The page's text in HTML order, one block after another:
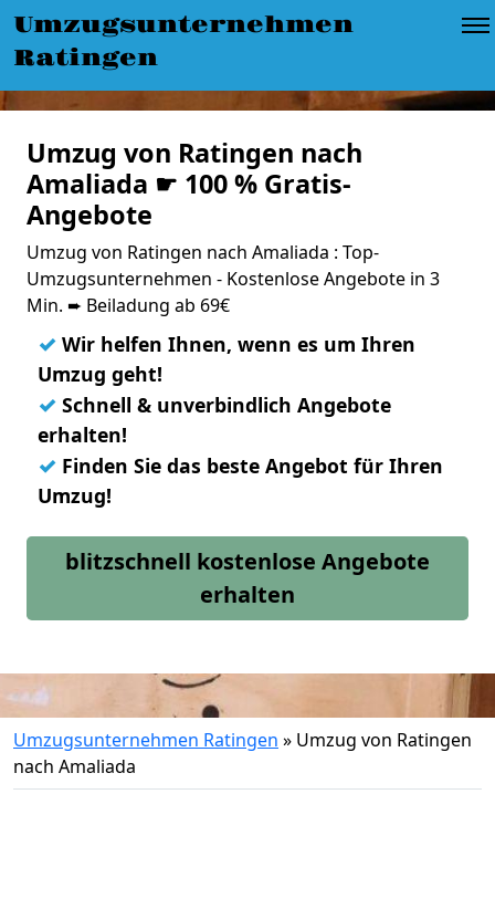
Umzugsunternehmen
Ratingen
Umzug von Ratingen nach
Amaliada ☛ 100 % Gratis-
Angebote
Umzug von Ratingen nach Amaliada : Top-
Umzugsunternehmen - Kostenlose Angebote in 3
Min. ➨ Beiladung ab 69€
✓ Wir helfen Ihnen, wenn es um Ihren
Umzug geht!
✓ Schnell & unverbindlich Angebote
erhalten!
✓ Finden Sie das beste Angebot für Ihren
Umzug!
blitzschnell kostenlose Angebote
erhalten
Umzugsunternehmen Ratingen » Umzug von Ratingen
nach Amaliada